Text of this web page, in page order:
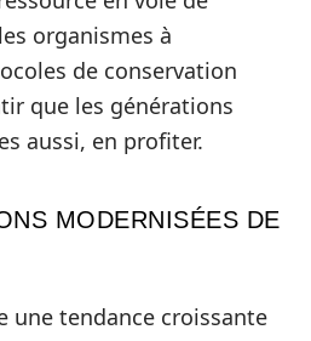
organismes à
de conservation
que les générations
aussi, en profiter.
MODERNISÉES DE
une tendance croissante